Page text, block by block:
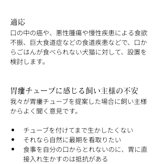
適応
口の中の癌や、悪性腫瘍や慢性疾患による食欲
不振、巨大食道症などの食道疾患などで、口か
らごはんが食べられない犬猫に対して、設置を
検討します。
胃瘻チューブに感じる飼い主様の不安
我々が胃瘻チューブを提案した場合に飼い主様
からよく聞く意見です。
チューブを付けてまで生かしたくない
それなら自然に最期を看取りたい
食事を自分の口からとれないのに、胃に直
接入れ生かすのは抵抗がある